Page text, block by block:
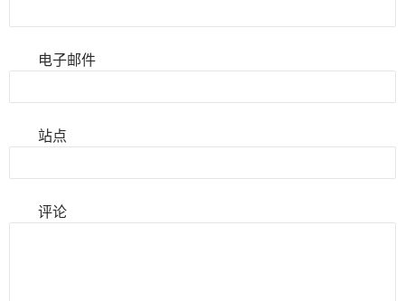
电子邮件
站点
评论